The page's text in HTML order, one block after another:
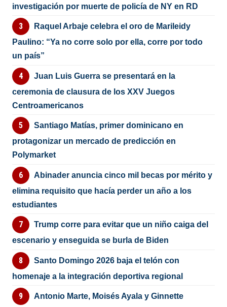
investigación por muerte de policía de NY en RD
Raquel Arbaje celebra el oro de Marileidy
Paulino: “Ya no corre solo por ella, corre por todo
un país”
Juan Luis Guerra se presentará en la
ceremonia de clausura de los XXV Juegos
Centroamericanos
Santiago Matías, primer dominicano en
protagonizar un mercado de predicción en
Polymarket
Abinader anuncia cinco mil becas por mérito y
elimina requisito que hacía perder un año a los
estudiantes
Trump corre para evitar que un niño caiga del
escenario y enseguida se burla de Biden
Santo Domingo 2026 baja el telón con
homenaje a la integración deportiva regional
Antonio Marte, Moisés Ayala y Ginnette